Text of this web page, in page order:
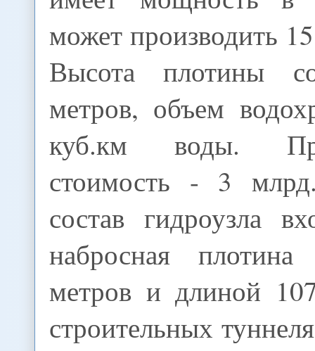
может производить
Высота плотины
метров, объем
куб.км воды.
стоимость - 3
состав гидроузла
набросная
метров и длиной
строительных